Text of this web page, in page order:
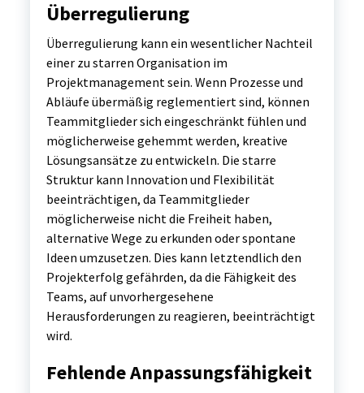
Überregulierung
Überregulierung kann ein wesentlicher Nachteil
einer zu starren Organisation im
Projektmanagement sein. Wenn Prozesse und
Abläufe übermäßig reglementiert sind, können
Teammitglieder sich eingeschränkt fühlen und
möglicherweise gehemmt werden, kreative
Lösungsansätze zu entwickeln. Die starre
Struktur kann Innovation und Flexibilität
beeinträchtigen, da Teammitglieder
möglicherweise nicht die Freiheit haben,
alternative Wege zu erkunden oder spontane
Ideen umzusetzen. Dies kann letztendlich den
Projekterfolg gefährden, da die Fähigkeit des
Teams, auf unvorhergesehene
Herausforderungen zu reagieren, beeinträchtigt
wird.
Fehlende Anpassungsfähigkeit